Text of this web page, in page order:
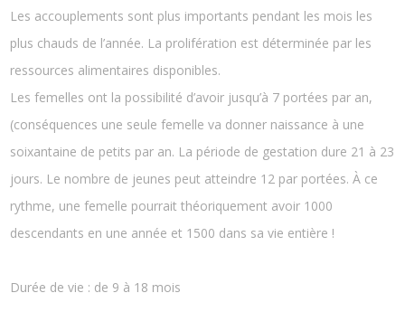
Les accouplements sont plus importants pendant les mois les
plus chauds de l’année. La prolifération est déterminée par les
ressources alimentaires disponibles.
Les femelles ont la possibilité d’avoir jusqu’à 7 portées par an,
(conséquences une seule femelle va donner naissance à une
soixantaine de petits par an. La période de gestation dure 21 à 23
jours. Le nombre de jeunes peut atteindre 12 par portées. À ce
rythme, une femelle pourrait théoriquement avoir 1000
descendants en une année et 1500 dans sa vie entière !
Durée de vie : de 9 à 18 mois